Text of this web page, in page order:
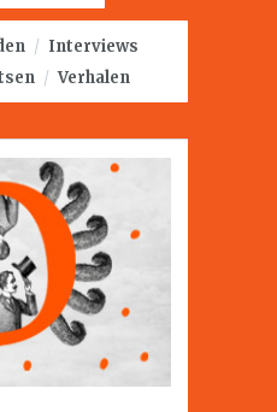
/ Interviews
/ Verhalen